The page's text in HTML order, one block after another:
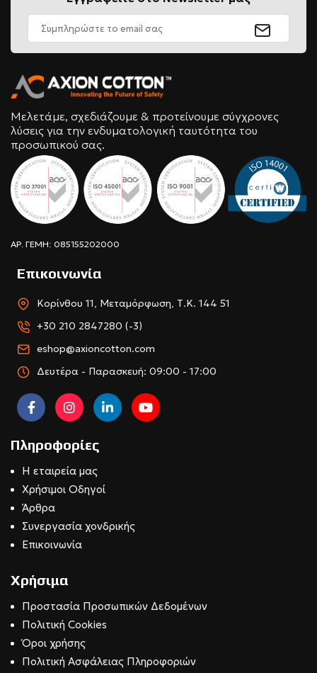
Μελετάμε, σχεδιάζουμε & προτείνουμε σύγχρονες
λύσεις για την ενδυματολογική ταυτότητα του
προσωπικού σας.
ΑΡ. ΓΕΜΗ: 085155202000
Επικοινωνία
Κορίνθου 11, Μεταμόρφωση, Τ.Κ. 144 51
+30 210 2847280 (-3)
eshop@axioncotton.com
Δευτέρα - Παρασκευή: 09:00 - 17:00
Πληροφορίες
Η εταιρεία μας
Χρήσιμοι Οδηγοί
Άρθρα
Συνεργασία χονδρικής
Επικοινωνία
Χρήσιμα
Προστασία Προσωπικών Δεδομένων
Πολιτική Cookies
Όροι χρήσης
Πολιτική Ασφάλειας Πληροφοριών